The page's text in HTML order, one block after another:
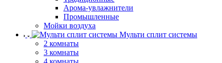
Арома-увлажнители
Промышленные
Мойки воздуха
Мульти сплит системы
2 комнаты
3 комнаты
4 комнаты